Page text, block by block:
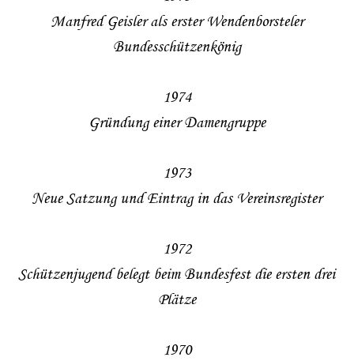
Manfred Geisler als erster Wendenborsteler
Bundesschützenkönig
1974
Gründung einer Damengruppe
1973
Neue Satzung und Eintrag in das Vereinsregister
1972
Schützenjugend belegt beim Bundesfest die ersten drei
Plätze
1970